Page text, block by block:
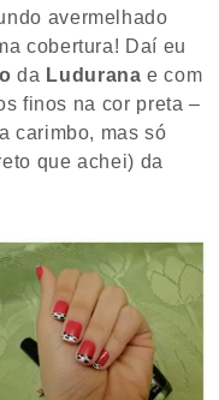
avermelhado
cobertura! Daí eu
da Ludurana e com
finos na cor preta –
carimbo, mas só
que achei) da